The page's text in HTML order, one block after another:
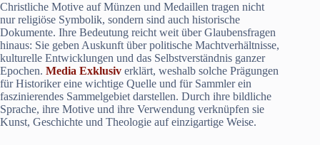
Christliche Motive auf Münzen und Medaillen tragen nicht
nur religiöse Symbolik, sondern sind auch historische
Dokumente. Ihre Bedeutung reicht weit über Glaubensfragen
hinaus: Sie geben Auskunft über politische Machtverhältnisse,
kulturelle Entwicklungen und das Selbstverständnis ganzer
Epochen. Media Exklusiv erklärt, weshalb solche Prägungen
für Historiker eine wichtige Quelle und für Sammler ein
faszinierendes Sammelgebiet darstellen. Durch ihre bildliche
Sprache, ihre Motive und ihre Verwendung verknüpfen sie
Kunst, Geschichte und Theologie auf einzigartige Weise.